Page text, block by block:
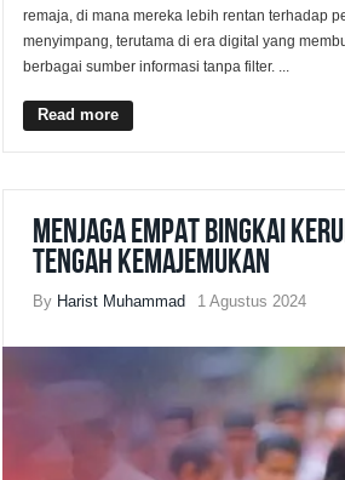
remaja, di mana mereka lebih rentan terhadap
menyimpang, terutama di era digital yang
berbagai sumber informasi tanpa filter. ...
Read more
Menjaga Empat Bingkai
Tengah Kemajemukan
By Harist Muhammad 1 Agustus 2024